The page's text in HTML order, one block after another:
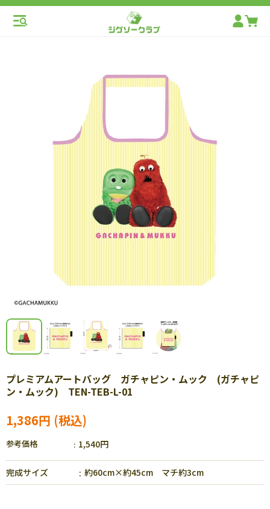
プレミアムアートバッグ ガチャピン・ムック (ガチャピ
ン・ムック) TEN-TEB-L-01
1,386円
参考価格 1,540円
完成サイズ 約60cm×約45cm マチ約3cm